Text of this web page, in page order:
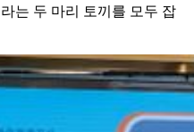
는 두 마리 토끼를 모두 잡